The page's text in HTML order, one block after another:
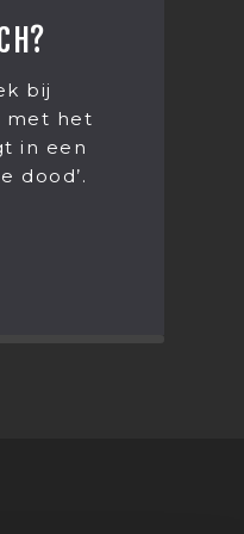
en vanaf
van
mij daarom
even voor te